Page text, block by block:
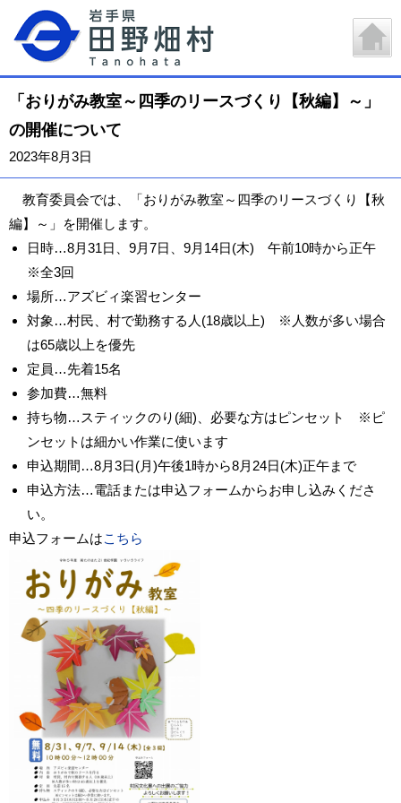
「おりがみ教室～四季のリースづくり【秋編】～」
の開催について
2023年8月3日
教育委員会では、「おりがみ教室～四季のリースづくり【秋
編】～」を開催します。
日時…8月31日、9月7日、9月14日(木) 午前10時から正午
※全3回
場所…アズビィ楽習センター
対象…村民、村で勤務する人(18歳以上) ※人数が多い場合
は65歳以上を優先
定員…先着15名
参加費…無料
持ち物…スティックのり(細)、必要な方はピンセット ※ピ
ンセットは細かい作業に使います
申込期間…8月3日(月)午後1時から8月24日(木)正午まで
申込方法…電話または申込フォームからお申し込みくださ
い。
申込フォームはこちら